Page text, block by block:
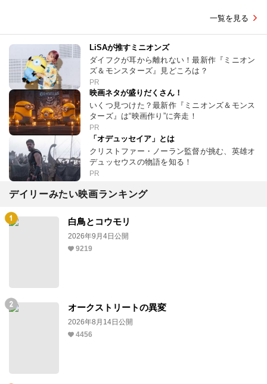
一覧を見る
LiSAが推すミニオンズ
ダイフクが耳から離れない！最新作『ミニオン
ズ＆モンスターズ』見どころは？
PR
映画ネタが盛りだくさん！
いくつ見つけた？最新作『ミニオンズ＆モンス
ターズ』は“映画作り”に奔走！
PR
「オデュッセイア」とは
クリストファー・ノーラン監督が挑む、英雄オ
デュッセウスの物語を知る！
PR
デイリーみたい映画ランキング
白鳥とコウモリ
2026年9月4日公開
9219
オークストリートの異変
2026年8月14日公開
4456